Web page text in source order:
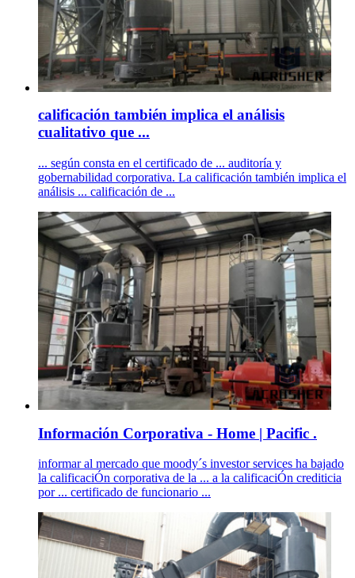
calificación también implica el análisis
cualitativo que ...
... según consta en el certificado de ... auditoría y
gobernabilidad corporativa. La calificación también implica el
análisis ... calificación de ...
Información Corporativa - Home | Pacific .
informar al mercado que moody´s investor services ha bajado
la calificaciÓn corporativa de la ... a la calificaciÓn crediticia
por ... certificado de funcionario ...